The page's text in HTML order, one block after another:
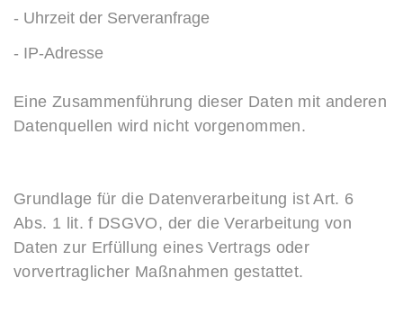
- Uhrzeit der Serveranfrage
- IP-Adresse
Eine Zusammenführung dieser Daten mit anderen
Datenquellen wird nicht vorgenommen.
Grundlage für die Datenverarbeitung ist Art. 6
Abs. 1 lit. f DSGVO, der die Verarbeitung von
Daten zur Erfüllung eines Vertrags oder
vorvertraglicher Maßnahmen gestattet.